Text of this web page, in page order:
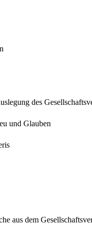
des
und Glauben
aus dem